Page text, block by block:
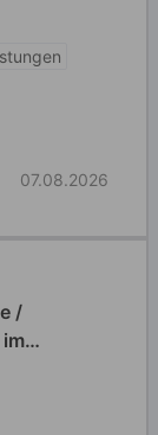
07.08.2026
/